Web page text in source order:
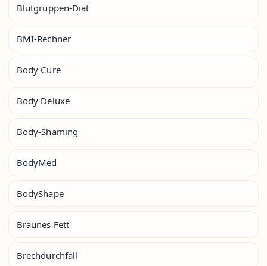
Blutgruppen-Diät
BMI-Rechner
Body Cure
Body Deluxe
Body-Shaming
BodyMed
BodyShape
Braunes Fett
Brechdurchfall